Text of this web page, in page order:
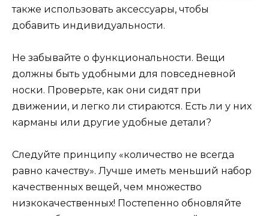
также использовать аксессуары, чтобы
добавить индивидуальности.
Не забывайте о функциональности. Вещи
должны быть удобными для повседневной
носки. Проверьте, как они сидят при
движении, и легко ли стираются. Есть ли у них
карманы или другие удобные детали?
Следуйте принципу «количество не всегда
равно качеству». Лучше иметь меньший набор
качественных вещей, чем множество
низкокачественных! Постепенно обновляйте